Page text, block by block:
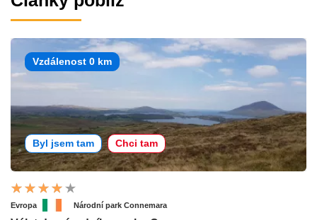
Vzdálenost 0 km
Byl jsem tam Chci tam
Evropa Národní park Connemara